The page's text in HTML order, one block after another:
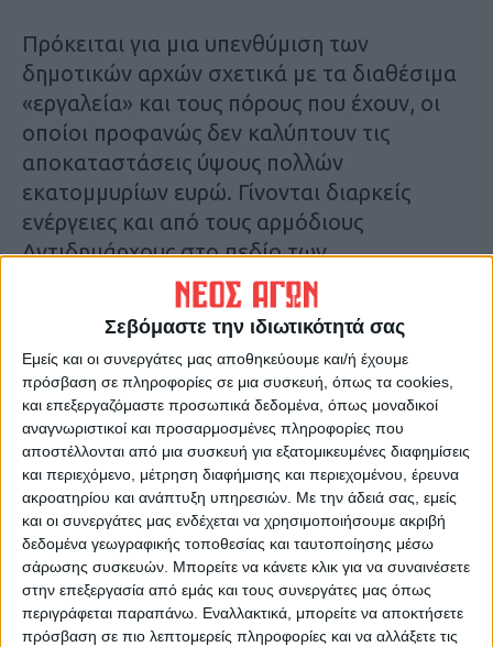
Σεβόμαστε την ιδιωτικότητά σας
Εμείς και οι συνεργάτες μας αποθηκεύουμε και/ή έχουμε
πρόσβαση σε πληροφορίες σε μια συσκευή, όπως τα cookies,
και επεξεργαζόμαστε προσωπικά δεδομένα, όπως μοναδικοί
αναγνωριστικοί και προσαρμοσμένες πληροφορίες που
αποστέλλονται από μια συσκευή για εξατομικευμένες διαφημίσεις
και περιεχόμενο, μέτρηση διαφήμισης και περιεχομένου, έρευνα
ακροατηρίου και ανάπτυξη υπηρεσιών. Με την άδειά σας, εμείς
και οι συνεργάτες μας ενδέχεται να χρησιμοποιήσουμε ακριβή
δεδομένα γεωγραφικής τοποθεσίας και ταυτοποίησης μέσω
σάρωσης συσκευών. Μπορείτε να κάνετε κλικ για να συναινέσετε
στην επεξεργασία από εμάς και τους συνεργάτες μας όπως
περιγράφεται παραπάνω. Εναλλακτικά, μπορείτε να αποκτήσετε
πρόσβαση σε πιο λεπτομερείς πληροφορίες και να αλλάξετε τις
Πρόκειται για μια υπενθύμιση των
δημοτικών αρχών σχετικά με τα διαθέσιμα
«εργαλεία» και τους πόρους που έχουν, οι
οποίοι προφανώς δεν καλύπτουν τις
αποκαταστάσεις ύψους πολλών
εκατομμυρίων ευρώ. Γίνονται διαρκείς
ενέργειες και από τους αρμόδιους
Αντιδημάρχους στο πεδίο των
αντλιοστασίων, των παρόχθιων και της
αγροτικής οδοποιίας, με σκοπό έναν σωστό
έλεγχο των ζημιών και την εκτίμησή τους
από πλευράς κόστους.
Δ.Γ.
Τελευταίες Ειδήσεις Σήμερα
Ακολούθησε την εφημερίδα ΝΕΟΣ
ΑΓΩΝ στο Google News!
Όλες οι εξελίξεις στην περιοχή της
Καρδίτσας και ευρύτερα της Θεσσαλίας